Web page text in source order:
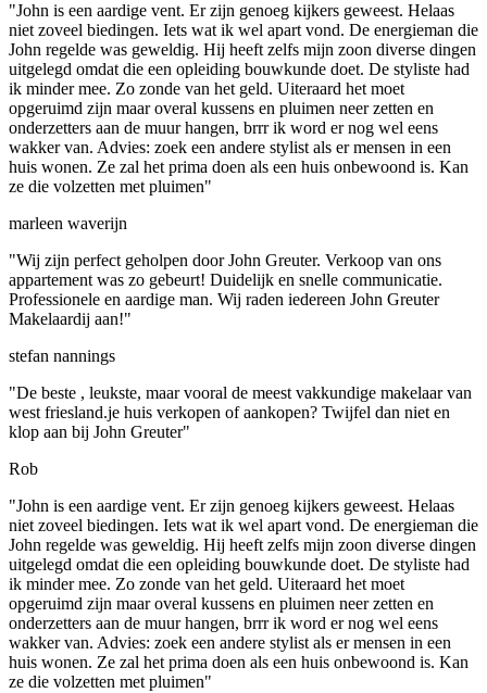
"John is een aardige vent. Er zijn genoeg kijkers geweest. Helaas
niet zoveel biedingen. Iets wat ik wel apart vond. De energieman die
John regelde was geweldig. Hij heeft zelfs mijn zoon diverse dingen
uitgelegd omdat die een opleiding bouwkunde doet. De styliste had
ik minder mee. Zo zonde van het geld. Uiteraard het moet
opgeruimd zijn maar overal kussens en pluimen neer zetten en
onderzetters aan de muur hangen, brrr ik word er nog wel eens
wakker van. Advies: zoek een andere stylist als er mensen in een
huis wonen. Ze zal het prima doen als een huis onbewoond is. Kan
ze die volzetten met pluimen"
marleen waverijn
"Wij zijn perfect geholpen door John Greuter. Verkoop van ons
appartement was zo gebeurt! Duidelijk en snelle communicatie.
Professionele en aardige man. Wij raden iedereen John Greuter
Makelaardij aan!"
stefan nannings
"De beste , leukste, maar vooral de meest vakkundige makelaar van
west friesland.je huis verkopen of aankopen? Twijfel dan niet en
klop aan bij John Greuter"
Rob
"John is een aardige vent. Er zijn genoeg kijkers geweest. Helaas
niet zoveel biedingen. Iets wat ik wel apart vond. De energieman die
John regelde was geweldig. Hij heeft zelfs mijn zoon diverse dingen
uitgelegd omdat die een opleiding bouwkunde doet. De styliste had
ik minder mee. Zo zonde van het geld. Uiteraard het moet
opgeruimd zijn maar overal kussens en pluimen neer zetten en
onderzetters aan de muur hangen, brrr ik word er nog wel eens
wakker van. Advies: zoek een andere stylist als er mensen in een
huis wonen. Ze zal het prima doen als een huis onbewoond is. Kan
ze die volzetten met pluimen"